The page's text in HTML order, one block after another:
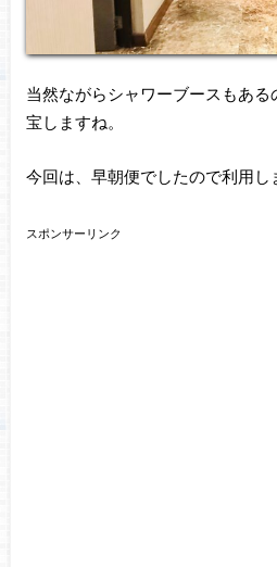
当然ながらシャワーブースもあ
宝しますね。
今回は、早朝便でしたので利用し
スポンサーリンク